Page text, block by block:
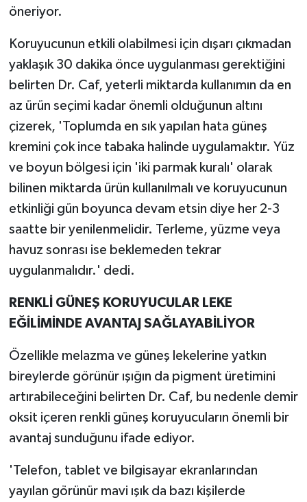
öneriyor.
Koruyucunun etkili olabilmesi için dışarı çıkmadan
yaklaşık 30 dakika önce uygulanması gerektiğini
belirten Dr. Caf, yeterli miktarda kullanımın da en
az ürün seçimi kadar önemli olduğunun altını
çizerek, 'Toplumda en sık yapılan hata güneş
kremini çok ince tabaka halinde uygulamaktır. Yüz
ve boyun bölgesi için 'iki parmak kuralı' olarak
bilinen miktarda ürün kullanılmalı ve koruyucunun
etkinliği gün boyunca devam etsin diye her 2-3
saatte bir yenilenmelidir. Terleme, yüzme veya
havuz sonrası ise beklemeden tekrar
uygulanmalıdır.' dedi.
RENKLİ GÜNEŞ KORUYUCULAR LEKE
EĞİLİMİNDE AVANTAJ SAĞLAYABİLİYOR
Özellikle melazma ve güneş lekelerine yatkın
bireylerde görünür ışığın da pigment üretimini
artırabileceğini belirten Dr. Caf, bu nedenle demir
oksit içeren renkli güneş koruyucuların önemli bir
avantaj sunduğunu ifade ediyor.
'Telefon, tablet ve bilgisayar ekranlarından
yayılan görünür mavi ışık da bazı kişilerde